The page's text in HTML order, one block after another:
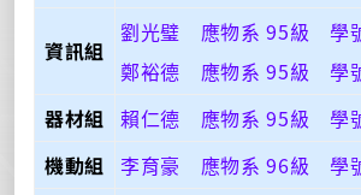
資訊組
劉光璧 應物系 95級 學
鄭裕德 應物系 95級 學
器材組
賴仁德 應物系 95級 學
機動組
李育豪 應物系 96級 學